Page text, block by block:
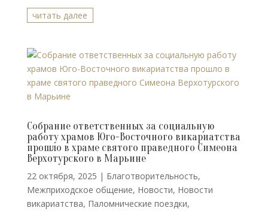
читать далее
Собрание ответственных за социальную
работу храмов Юго-Восточного викариатства
прошло в храме святого праведного Симеона
Верхотурского в Марьине
22 октября, 2025 | Благотворительность,
Межприходское общение, Новости, Новости
викариатства, Паломнические поездки,